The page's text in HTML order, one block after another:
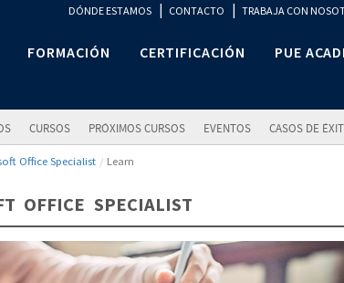
DÓNDE ESTAMOS | CONTACTO | TRABAJA CON
FORMACIÓN CERTIFICACIÓN PUE
CURSOS PRÓXIMOS CURSOS EVENTOS CASOS DE
Office Specialist Learn
OFFICE SPECIALIST